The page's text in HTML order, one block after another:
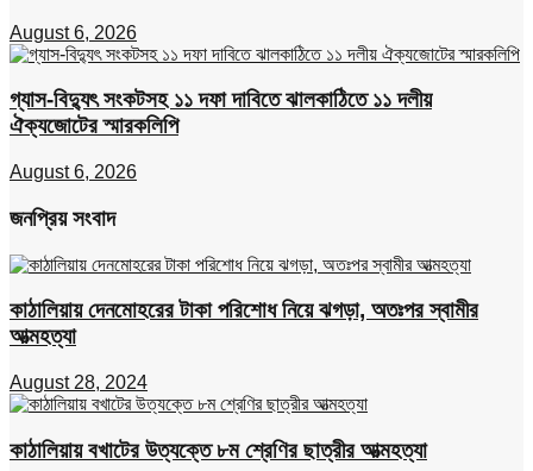
August 6, 2026
গ্যাস-বিদ্যুৎ সংকটসহ ১১ দফা দাবিতে ঝালকাঠিতে ১১ দলীয়
ঐক্যজোটের স্মারকলিপি
August 6, 2026
জনপ্রিয় সংবাদ
কাঠালিয়ায় দেনমোহরের টাকা পরিশোধ নিয়ে ঝগড়া, অতঃপর স্বামীর
আত্মহত্যা
August 28, 2024
কাঠালিয়ায় বখাটের উত্যক্তে ৮ম শ্রেণির ছাত্রীর আত্মহত্যা